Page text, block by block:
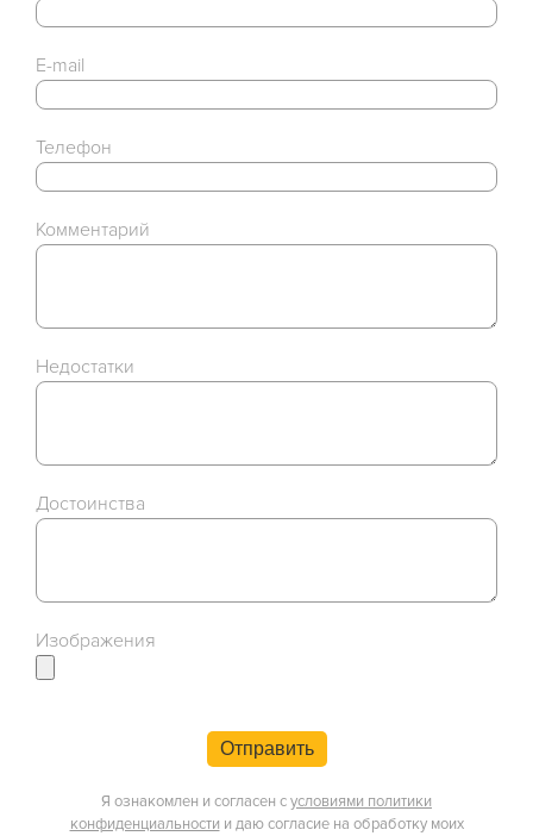
E-mail
Телефон
Комментарий
Недостатки
Достоинства
Изображения
Отправить
Я ознакомлен и согласен сусловиями политики
конфиденциальности и даю согласие на обработку моих